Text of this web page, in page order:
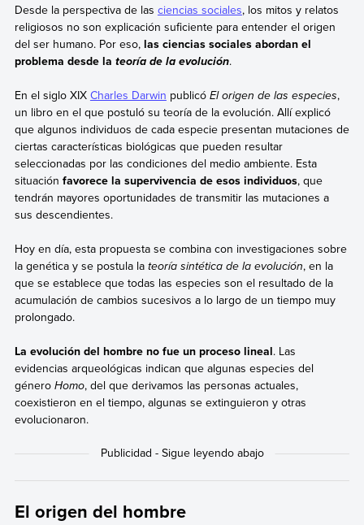
Desde la perspectiva de las ciencias sociales, los mitos y relatos
religiosos no son explicación suficiente para entender el origen
del ser humano. Por eso, las ciencias sociales abordan el
problema desde la teoría de la evolución.
En el siglo XIX Charles Darwin publicó El origen de las especies,
un libro en el que postuló su teoría de la evolución. Allí explicó
que algunos individuos de cada especie presentan mutaciones de
ciertas características biológicas que pueden resultar
seleccionadas por las condiciones del medio ambiente. Esta
situación favorece la supervivencia de esos individuos, que
tendrán mayores oportunidades de transmitir las mutaciones a
sus descendientes.
Hoy en día, esta propuesta se combina con investigaciones sobre
la genética y se postula la teoría sintética de la evolución, en la
que se establece que todas las especies son el resultado de la
acumulación de cambios sucesivos a lo largo de un tiempo muy
prolongado.
La evolución del hombre no fue un proceso lineal. Las
evidencias arqueológicas indican que algunas especies del
género Homo, del que derivamos las personas actuales,
coexistieron en el tiempo, algunas se extinguieron y otras
evolucionaron.
El origen del hombre